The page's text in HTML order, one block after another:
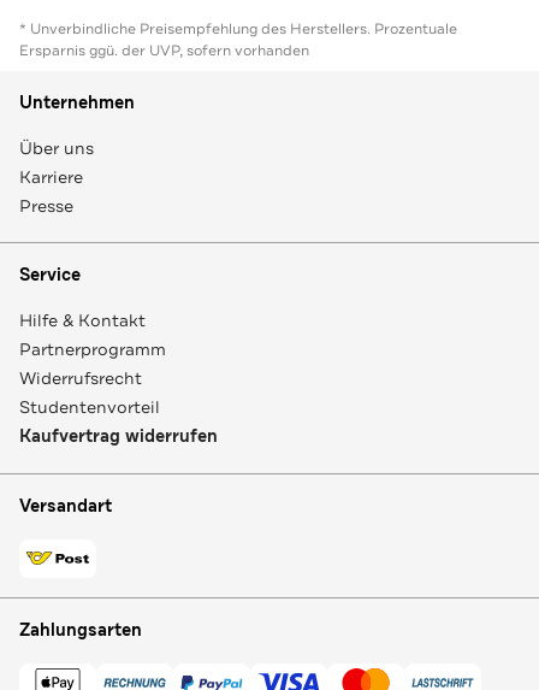
* Unverbindliche Preisempfehlung des Herstellers. Prozentuale
Ersparnis ggü. der UVP, sofern vorhanden
Unternehmen
Über uns
Karriere
Presse
Service
Hilfe & Kontakt
Partnerprogramm
Widerrufsrecht
Studentenvorteil
Kaufvertrag widerrufen
Versandart
Zahlungsarten